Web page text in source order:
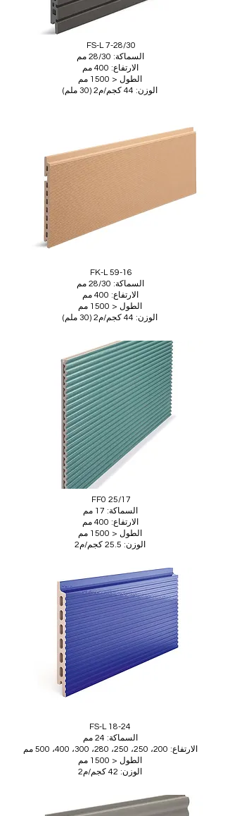
FS-L 7-28/30
السماكة: 28/30 مم
الارتفاع: 400 مم
الطول < 1500 مم
الوزن: 44 كجم/م2 (30 ملم)
FK-L 59-16
السماكة: 28/30 مم
الارتفاع: 400 مم
الطول < 1500 مم
الوزن: 44 كجم/م2 (30 ملم)
FF0 25/17
السماكة: 17 مم
الارتفاع: 400 مم
الطول < 1500 مم
الوزن: 25.5 كجم/م2
FS-L 18-24
السماكة: 24 مم
الارتفاع: 200، 250، 250، 280، 300، 400، 500 مم
الطول < 1500 مم
الوزن: 42 كجم/م2